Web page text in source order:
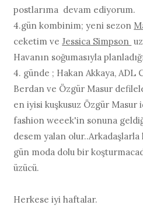
postlarıma devam ediyorum.
4.gün kombinim; yeni sezon
ceketim veJessica Simpson
Havanın soğumasıyla
4. günde ; Hakan Akkaya, ADL
Berdan ve Özgür Masur
en iyisi kuşkusuz Özgür
fashion weeek'in sonuna
desem yalan
gün moda dolu bir
üzücü.
Herkese iyi haftalar.